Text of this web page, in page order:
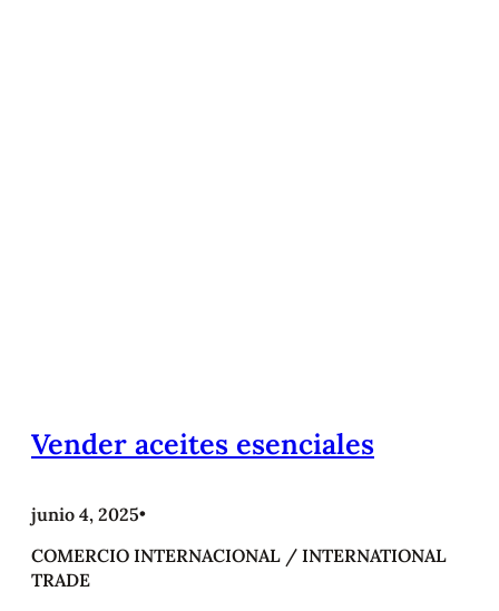
Vender aceites esenciales
junio 4, 2025•
COMERCIO INTERNACIONAL / INTERNATIONAL
TRADE